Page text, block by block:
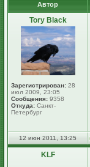
Автор
Tory Black
Зарегистрирован: 28
июл 2009, 23:05
Сообщения: 9358
Откуда: Санкт-
Петербург
12 июн 2011, 13:25
KLF